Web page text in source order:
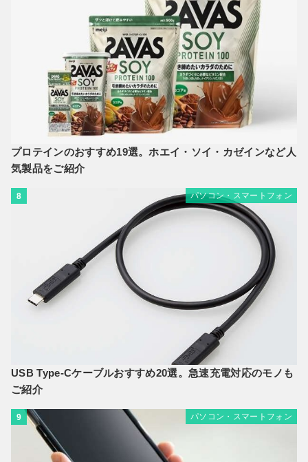
プロテインのおすすめ19選。ホエイ・ソイ・カゼインなど人
気製品をご紹介
8 パソコン・スマートフォン
USB Type-Cケーブルおすすめ20選。急速充電対応のモノも
ご紹介
9 パソコン・スマートフォン